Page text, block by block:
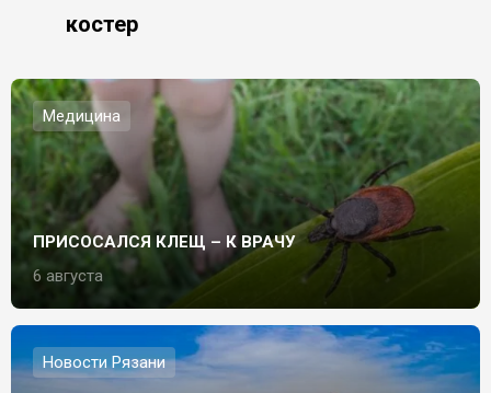
костер
Медицина
ПРИСОСАЛСЯ КЛЕЩ – К ВРАЧУ
6 августа
Новости Рязани